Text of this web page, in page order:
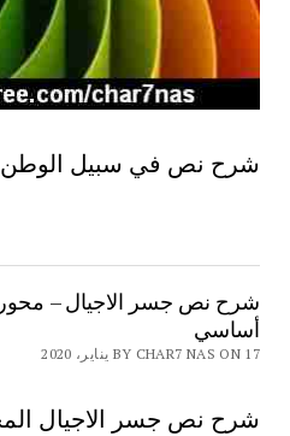
شرح نص في سبيل الوطن
أساسي
BY CHAR7 NAS ON 17 يناير، 2020